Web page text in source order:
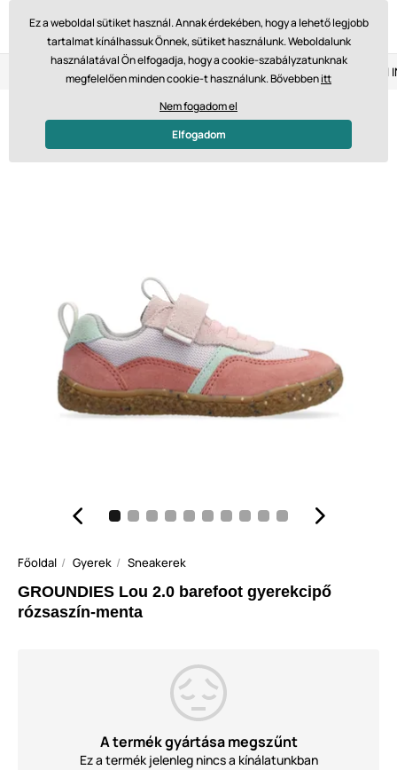
Visszaküldés 14 napon belül Gyors szállítás 61 475 Ft-tól
Főoldal Gyerek Sneakerek
GROUNDIES Lou 2.0 barefoot gyerekcipő
rózsaszín-menta
A termék gyártása megszűnt
Ez a termék jelenleg nincs a kínálatunkban
Ez a weboldal sütiket használ. Annak érdekében, hogy a lehető legjobb
tartalmat kínálhassuk Önnek, sütiket használunk. Weboldalunk
használatával Ön elfogadja, hogy a cookie-szabályzatunknak
megfelelően minden cookie-t használunk. Bővebbenitt
Nem fogadom el
Elfogadom